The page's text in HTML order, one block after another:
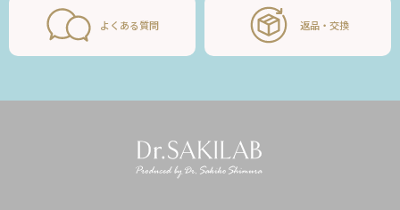
よくある質問 返品・交換